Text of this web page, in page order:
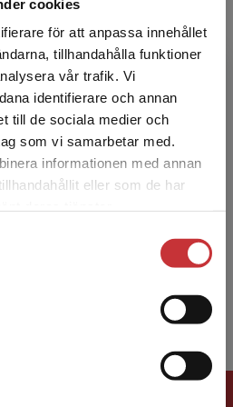
cookies
för att anpassa innehållet
tillhandahålla funktioner
vår trafik. Vi
identifierare och annan
till de sociala medier och
som vi samarbetar med.
informationen med annan
eller som de har
fraktregion
besöker
en enhet utanför Sverige.
utanför Sverige. För
måste
räcker.
Jones
är känd både i Sverige och
för sina många läromedel.
nämnas Progress Gold